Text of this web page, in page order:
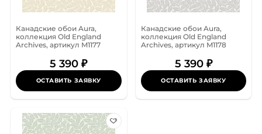
Канадские обои Aura,
коллекция Old England
Archives, артикул M1177
5 390 ₽
ОСТАВИТЬ ЗАЯВКУ
Канадские обои Aura,
коллекция Old England
Archives, артикул M1178
5 390 ₽
ОСТАВИТЬ ЗАЯВКУ